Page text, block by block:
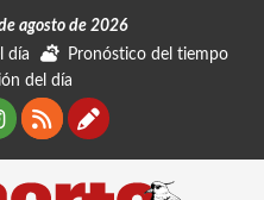
agosto de 2026
día
Pronóstico del tiempo
del día
RSSContáctanos